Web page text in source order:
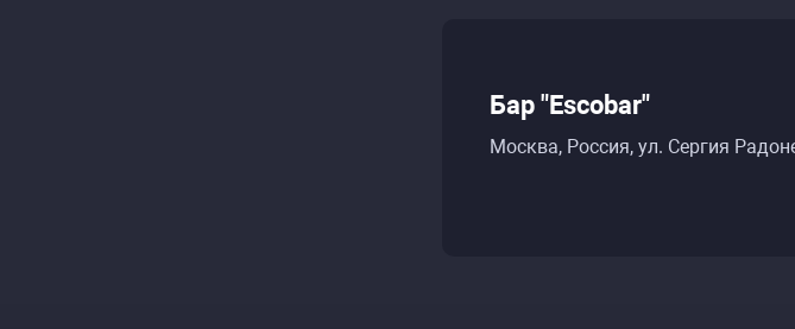
Бар "Escobar"
Москва, Россия, ул. Сергия